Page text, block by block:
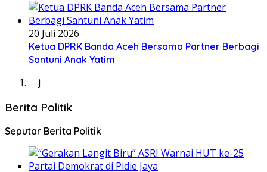
20 Juli 2026
Ketua DPRK Banda Aceh Bersama Partner Berbagi
Santuni Anak Yatim
j
Berita Politik
Seputar Berita Politik